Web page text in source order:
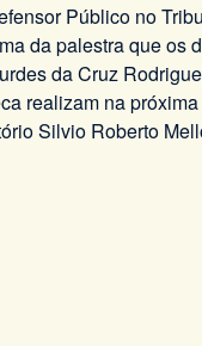
Público no
da palestra que os
da Cruz
realizam na
Silvio Roberto